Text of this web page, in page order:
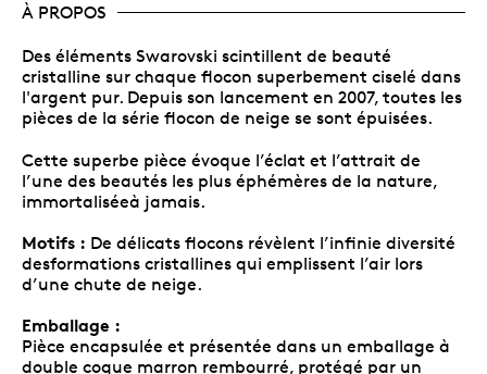
À PROPOS
Des éléments Swarovski scintillent de beauté
cristalline sur chaque flocon superbement ciselé dans
l'argent pur. Depuis son lancement en 2007, toutes les
pièces de la série flocon de neige se sont épuisées.
Cette superbe pièce évoque l’éclat et l’attrait de
l’une des beautés les plus éphémères de la nature,
immortaliséeà jamais.
Motifs : De délicats flocons révèlent l’infinie diversité
desformations cristallines qui emplissent l’air lors
d’une chute de neige.
Emballage :
Pièce encapsulée et présentée dans un emballage à
double coque marron rembourré, protégé par un